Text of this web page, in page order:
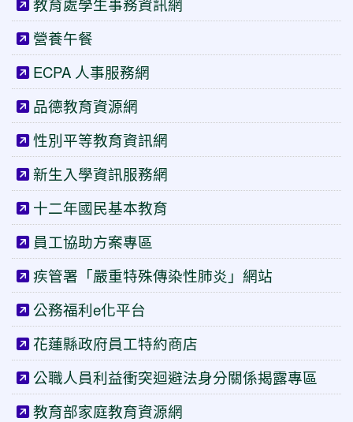
營養午餐
ECPA 人事服務網
品德教育資源網
性別平等教育資訊網
新生入學資訊服務網
十二年國民基本教育
員工協助方案專區
疾管署「嚴重特殊傳染性肺炎」網站
公務福利e化平台
花蓮縣政府員工特約商店
公職人員利益衝突迴避法身分關係揭露專區
教育部家庭教育資源網